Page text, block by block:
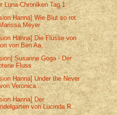
Luna-Chroniken Tag 1
Hanna] Wie Blut so rot
Meyer
Hanna] Die Flüsse von
von Ben Aa...
Susanne Goga - Der
Fluss
Hanna] Under the Never
Veronica...
Hanna] Der
von Lucinda R...